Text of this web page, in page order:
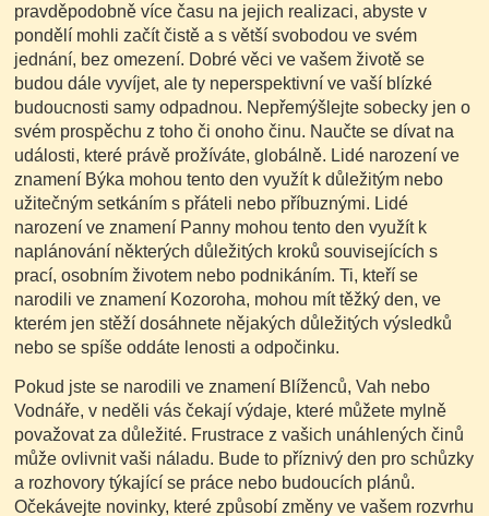
pravděpodobně více času na jejich realizaci, abyste v
pondělí mohli začít čistě a s větší svobodou ve svém
jednání, bez omezení. Dobré věci ve vašem životě se
budou dále vyvíjet, ale ty neperspektivní ve vaší blízké
budoucnosti samy odpadnou. Nepřemýšlejte sobecky jen o
svém prospěchu z toho či onoho činu. Naučte se dívat na
události, které právě prožíváte, globálně. Lidé narození ve
znamení Býka mohou tento den využít k důležitým nebo
užitečným setkáním s přáteli nebo příbuznými. Lidé
narození ve znamení Panny mohou tento den využít k
naplánování některých důležitých kroků souvisejících s
prací, osobním životem nebo podnikáním. Ti, kteří se
narodili ve znamení Kozoroha, mohou mít těžký den, ve
kterém jen stěží dosáhnete nějakých důležitých výsledků
nebo se spíše oddáte lenosti a odpočinku.
Pokud jste se narodili ve znamení Blíženců, Vah nebo
Vodnáře, v neděli vás čekají výdaje, které můžete mylně
považovat za důležité. Frustrace z vašich unáhlených činů
může ovlivnit vaši náladu. Bude to příznivý den pro schůzky
a rozhovory týkající se práce nebo budoucích plánů.
Očekávejte novinky, které způsobí změny ve vašem rozvrhu